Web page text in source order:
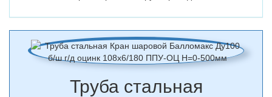
Труба стальная